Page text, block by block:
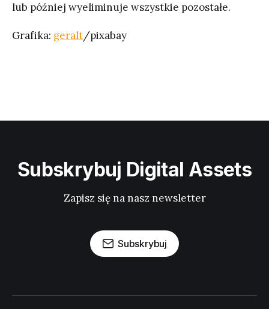
lub później wyeliminuje wszystkie pozostałe.
Grafika: geralt/pixabay
Subskrybuj Digital Assets
Zapisz się na nasz newsletter
Subskrybuj